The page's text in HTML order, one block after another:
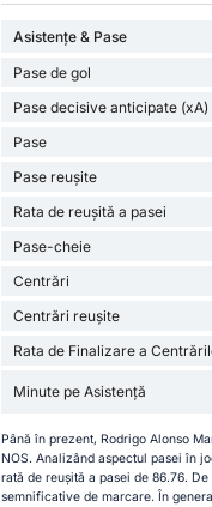
Asistențe & Pase
Pase de gol
Pase decisive anticipate (xA)
Pase
Pase reușite
Rata de reușită a pasei
Pase-cheie
Centrări
Centrări reușite
Rata de Finalizare a
Minute pe Asistență
Până în prezent, Rodrigo Alonso
NOS. Analizând aspectul pasei în
rată de reușită a pasei de 86.76.
semnificative de marcare. În